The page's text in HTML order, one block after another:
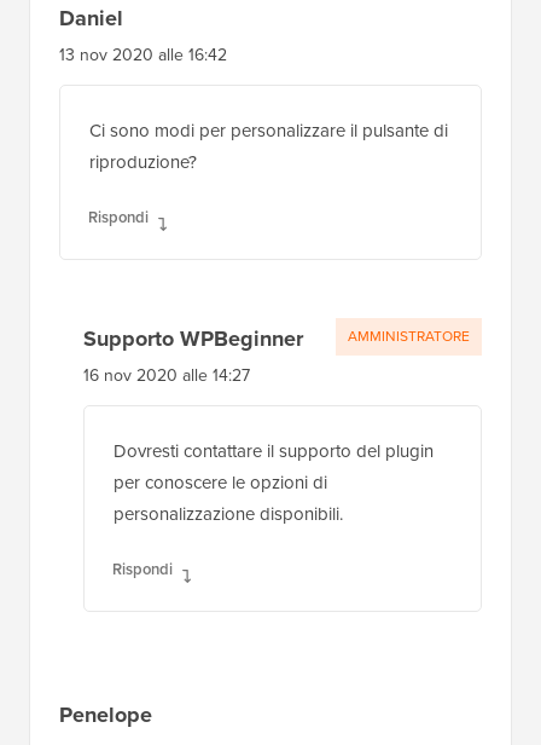
Daniel
13 nov 2020 alle 16:42
Ci sono modi per personalizzare il pulsante di
riproduzione?
Rispondi
Supporto WPBeginner
16 nov 2020 alle 14:27
Dovresti contattare il supporto del plugin
per conoscere le opzioni di
personalizzazione disponibili.
Rispondi
AMMINISTRATORE
Penelope